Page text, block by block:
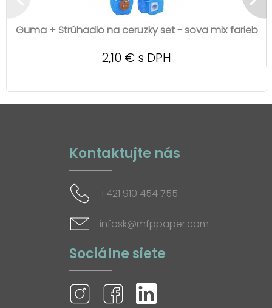
Guma + Strúhadlo na ceruzky set - sova mix farieb
2,10 € s DPH
Kontaktujte nás
+421 910 454 755
infosk@mfppaper.com
Sociálne siete